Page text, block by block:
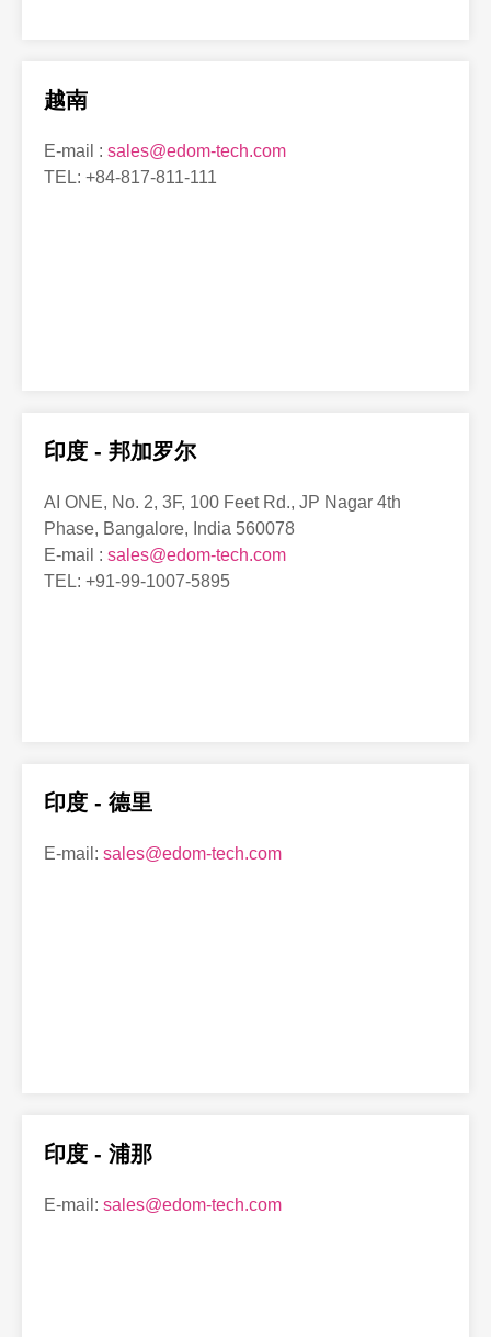
越南
E-mail : sales@edom-tech.com
TEL: +84-817-811-111
印度 - 邦加罗尔
AI ONE, No. 2, 3F, 100 Feet Rd., JP Nagar 4th
Phase, Bangalore, India 560078
E-mail : sales@edom-tech.com
TEL: +91-99-1007-5895
印度 - 德里
E-mail: sales@edom-tech.com
印度 - 浦那
E-mail: sales@edom-tech.com